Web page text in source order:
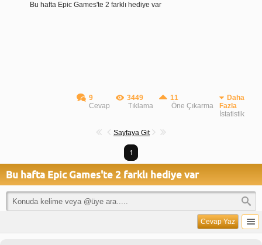
Bu hafta Epic Games'te 2 farklı hediye var
9
Cevap
3449
Tıklama
11
Öne Çıkarma
Daha
Fazla
İstatistik
Sayfaya Git
1
Bu hafta Epic Games'te 2 farklı hediye var
Cevap Yaz